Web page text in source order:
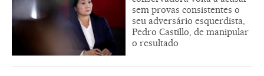
sem provas consistentes o
seu adversário esquerdista,
Pedro Castillo, de manipular
o resultado